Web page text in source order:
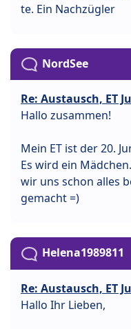
te. Ein Nachzügler
NordSee
Re: Austausch, ET
Hallo zusammen!
Mein ET ist der 20.
Es wird ein
wir uns schon alles
gemacht =)
Helena1989811
Re: Austausch, ET
Hallo Ihr Lieben,